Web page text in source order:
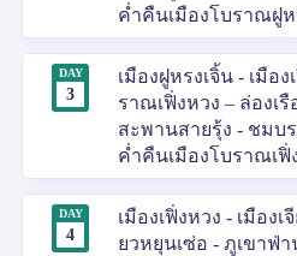
ค่ำคืนเมืองโบราณฝูห
DAY
3
เมืองฝูหรงเจิ้น - เมือง
ราณเฟิ่งหวง – ล่องเ
สะพานสายรุ้ง - ชมบ
ค่ำคืนเมืองโบราณเฟิ่
DAY
4
เมืองเฟิ่งหวง - เมือง
ยวหยุนเซ่อ - ภูเขาฟ่า